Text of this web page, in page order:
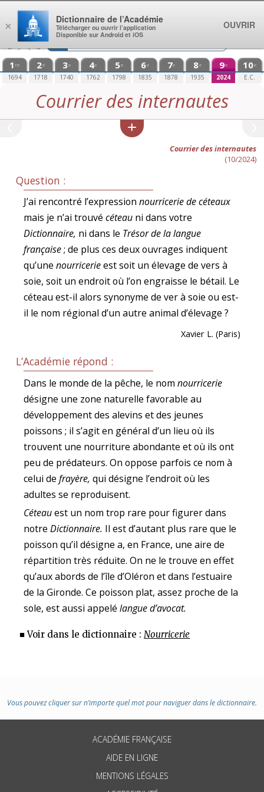
Aller au contenu
1 re
1694
2e
1718
3e
1740
4e
1762
5e
1798
6e
1835
7e
1878
8e
1935
9e
2024
10e
E.C.
Courrier des internautes
Courrier des internautes
(10/2024)
Question :
J’ai rencontré l’expression nourricerie de céteaux
mais je n’ai trouvé céteauni dans votre
Dictionnaire, ni dans le Trésor de la langue
française; de plus ces deux ouvrages indiquent
qu’une nourricerieest soit un élevage de vers à
soie, soit un endroit où l’on engraisse le bétail. Le
céteau est-il alors synonyme de ver à soie ou est-
il le nom régional d’un autre animal d’élevage ?
Xavier L. (Paris)
L’Académie répond :
Dans le monde de la pêche, le nom nourricerie
désigne une zone naturelle favorable au
développement des alevins et des jeunes
poissons ; il s’agit en général d’un lieu où ils
trouvent une nourriture abondante et où ils ont
peu de prédateurs. On oppose parfois ce nom à
celui de frayère, qui désigne l’endroit où les
adultes se reproduisent.
Céteauest un nom trop rare pour figurer dans
notre Dictionnaire. Il est d’autant plus rare que le
poisson qu’il désigne a, en France, une aire de
répartition très réduite. On ne le trouve en effet
qu’aux abords de l’île d’Oléron et dans l’estuaire
de la Gironde. Ce poisson plat, assez proche de la
sole, est aussi appelé langue d’avocat.
■ Voir dans le dictionnaire :Nourricerie
Vous pouvez cliquer sur n’importe quel mot pour naviguer dans le dictionnaire.
ACADÉMIE FRANÇAISE
AIDE EN LIGNE
MENTIONS LÉGALES
×
Dictionnaire de l’Académie
Télécharger ou ouvrir l’application
Disponible sur Android et iOS
OUVRIR